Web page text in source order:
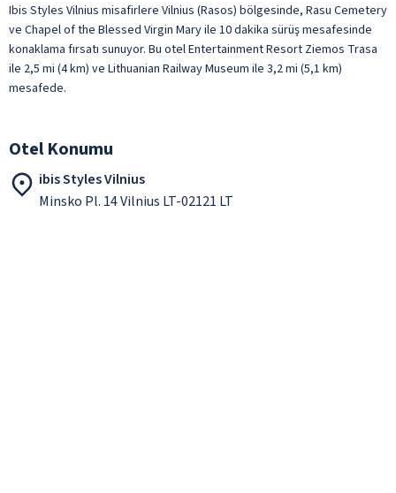
Ibis Styles Vilnius misafirlere Vilnius (Rasos) bölgesinde, Rasu Cemetery
ve Chapel of the Blessed Virgin Mary ile 10 dakika sürüş mesafesinde
konaklama fırsatı sunuyor. Bu otel Entertainment Resort Ziemos Trasa
ile 2,5 mi (4 km) ve Lithuanian Railway Museum ile 3,2 mi (5,1 km)
mesafede.
Otel Konumu
ibis Styles Vilnius
Minsko Pl. 14 Vilnius LT-02121 LT